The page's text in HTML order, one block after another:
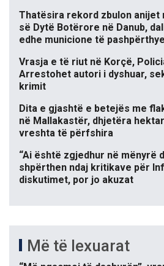
Thatësira rekord zbulon anijet
së Dytë Botërore në Danub,
edhe municione të
Vrasja e të riut në Korçë,
Arrestohet autori i dyshuar,
krimit
Dita e gjashtë e betejës me
në Mallakastër, dhjetëra
vreshta të përfshira
“Ai është zgjedhur në mënyrë
shpërthen ndaj kritikave për
diskutimet, por jo akuzat
Më të lexuarat